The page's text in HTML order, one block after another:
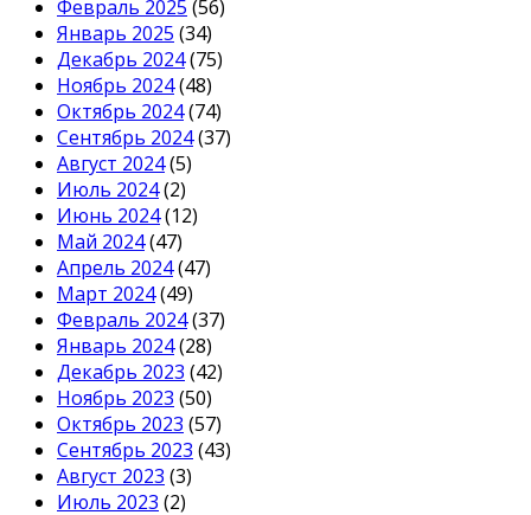
Февраль 2025 (56)
Январь 2025 (34)
Декабрь 2024(75)
Ноябрь 2024(48)
Октябрь 2024(74)
Сентябрь 2024(37)
Август 2024(5)
Июль 2024(2)
Июнь 2024(12)
Май 2024(47)
Апрель 2024(47)
Март 2024(49)
Февраль 2024(37)
Январь 2024(28)
Декабрь 2023 (42)
Ноябрь 2023 (50)
Октябрь 2023 (57)
Сентябрь 2023 (43)
Август 2023 (3)
Июль 2023 (2)